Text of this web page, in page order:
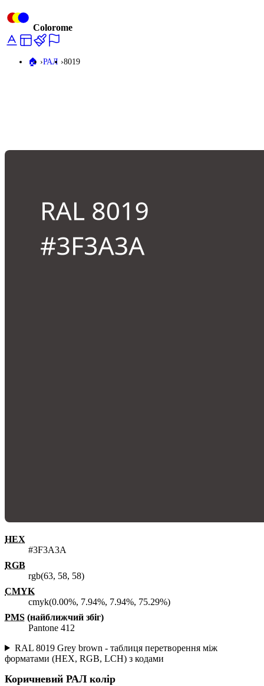
Colorome
🏠️ РАЛ 8019
HEX
#3F3A3A
RGB
rgb(63, 58, 58)
CMYK
cmyk(0.00%, 7.94%, 7.94%, 75.29%)
PMS (найближчий збіг)
Pantone 412
RAL 8019 Grey brown - таблиця перетворення між
форматами (HEX, RGB, LCH) з кодами
Коричневий РАЛ колір